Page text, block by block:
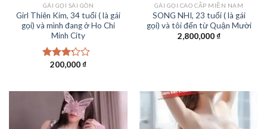
GÁI GỌI SÀI GÒN
Girl Thiên Kim, 34 tuổi ( là gái
gọi) và mình đang ở Ho Chi
Minh City
Được
3.005
200,000₫
GÁI GỌI CAO CẤP MIỀN NAM
SONG NHI, 23 tuổi ( là gái
gọi) và tôi đến từ Quận Mười
2,800,000₫